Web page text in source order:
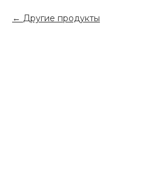
Другие продукты